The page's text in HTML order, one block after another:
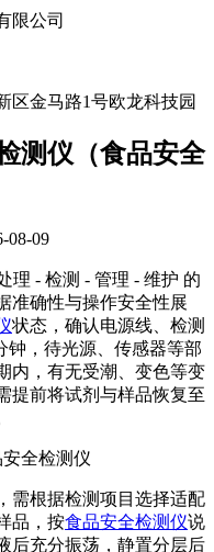
限公司
区金马路1号欧龙科技园
测仪（食品安全
08-09
理 - 检测 - 管理 - 维护 的
准确性与操作安全性展
状态，确认电源线、检测
钟，待光源、传感器等部
内，有无受潮、变色等变
提前将试剂与样品恢复至
需根据检测项目选择适配
品，按食品安全检测仪说
后充分振荡，静置分层后